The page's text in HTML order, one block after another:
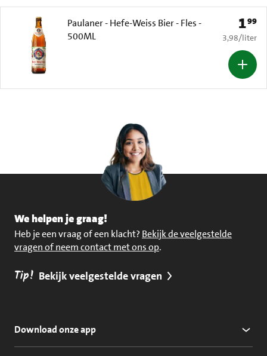
Paulaner - Hefe-Weiss Bier - Fles -
500ML
Prijs:
199
€ 3,98 per
3,98/liter
We helpen je graag!
Heb je een vraag of een klacht? Bekijk de veelgestelde
vragen of neem contact met ons op.
Tip! Bekijk veelgestelde vragen
Download onze app